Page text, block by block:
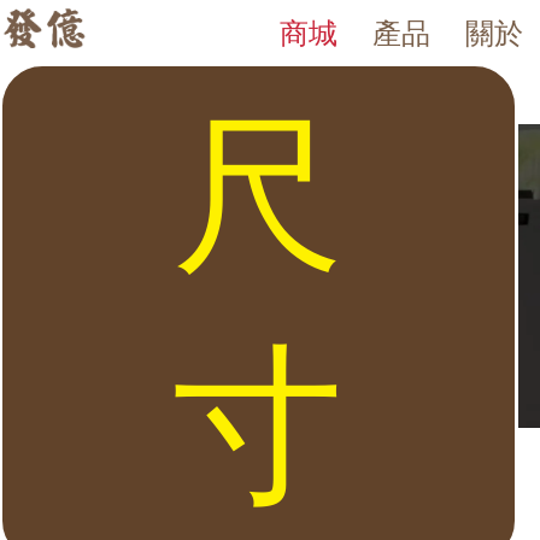
發億金庫｜台灣 40 年保險箱專賣店・防火防盜金庫・床頭櫃保
發億金庫（仁浦科技）自 1984 年創立，為台灣擁有 40 多年經
關於
產品
商城
BN 系列 保險箱
BN 系列 保險箱。發億金庫 40 年保險箱專賣，全台門市：台北、竹北
尺
寸